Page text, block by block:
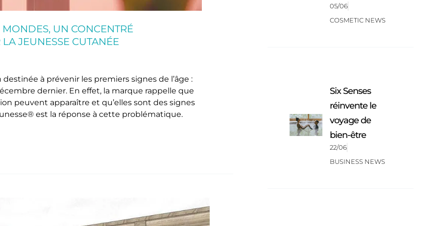
UN CONCENTRÉ
JEUNESSE CUTANÉE
à prévenir les premiers signes de l’âge :
dernier. En effet, la marque rappelle que
peuvent apparaître et qu’elles sont des signes
est la réponse à cette problématique.
05/06
COSMETIC NEWS
Six Senses
réinvente le
voyage de
bien-être
22/06
BUSINESS NEWS